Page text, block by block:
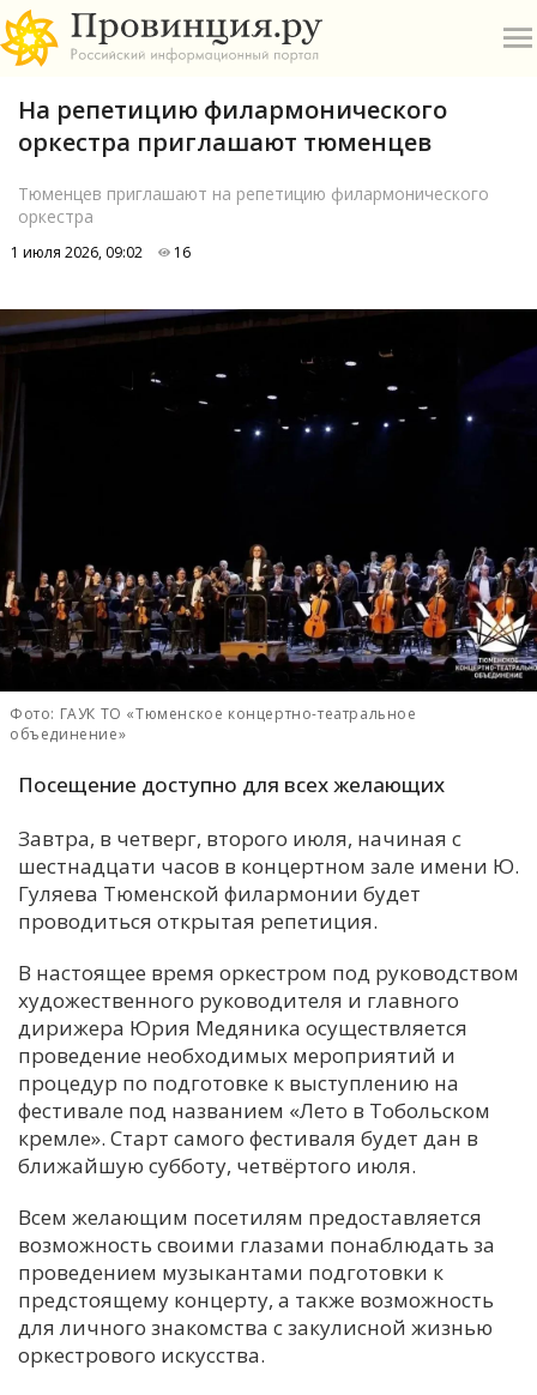
А
Б
Е
М
Н
П
С
Т
Х
Я
На репетицию филармонического
оркестра приглашают тюменцев
Тюменцев приглашают на репетицию филармонического
оркестра
1 июля 2026, 09:02 16
Фото: ГАУК ТО «Тюменское концертно-театральное
объединение»
Посещение доступно для всех желающих
Завтра, в четверг, второго июля, начиная с
шестнадцати часов в концертном зале имени Ю.
Гуляева Тюменской филармонии будет
проводиться открытая репетиция.
В настоящее время оркестром под руководством
художественного руководителя и главного
дирижера Юрия Медяника осуществляется
проведение необходимых мероприятий и
процедур по подготовке к выступлению на
фестивале под названием «Лето в Тобольском
кремле». Старт самого фестиваля будет дан в
ближайшую субботу, четвёртого июля.
Всем желающим посетилям предоставляется
возможность своими глазами понаблюдать за
проведением музыкантами подготовки к
предстоящему концерту, а также возможность
для личного знакомства с закулисной жизнью
оркестрового искусства.